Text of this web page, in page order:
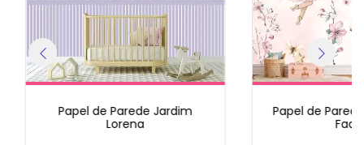
Papel de Parede Jardim
Lorena
Papel de